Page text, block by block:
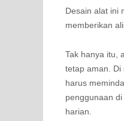
Desain alat ini
memberikan
Tak hanya itu,
tetap aman. Di
harus
penggunaan
harian.